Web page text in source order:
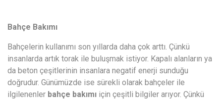
Bahçe Bakımı
Bahçelerin kullanımı son yıllarda daha çok arttı. Çünkü
insanlarda artık torak ile buluşmak istiyor. Kapalı alanların ya
da beton çeşitlerinin insanlara negatif enerji sunduğu
doğrudur. Günümüzde ise sürekli olarak bahçeler ile
ilgilenenler bahçe bakımı için çeşitli bilgiler arıyor. Çünkü